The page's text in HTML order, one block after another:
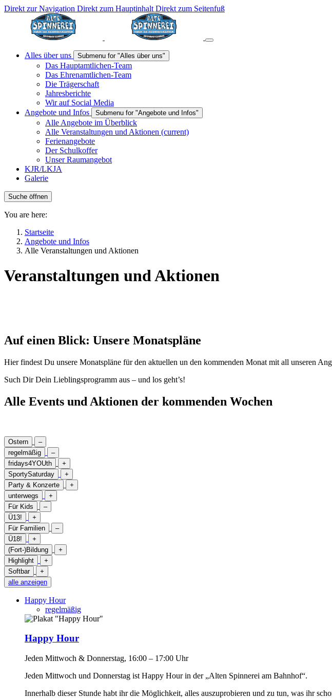
Direkt zur Navigation Direkt zum Hauptinhalt Direkt zum Seitenfuß
Alles über uns Submenu for "Alles über uns"
Das Hauptamtlichen-Team
Das Ehrenamtlichen-Team
Die Trägerschaft
Jahresberichte
Wir auf Social Media
Angebote und Infos
Submenu for "Angebote und Infos"
Alle Angebote im Überblick
Alle Veranstaltungen und Aktionen (current)
Ferienangebote
Der Schulkoffer
Unser Raumangebot
KJR/LKJA
Galerie
Suche öffnen
You are here:
Startseite
Angebote und Infos
Alle Veranstaltungen und Aktionen
Veranstaltungen und Aktionen
Auf einen Blick: Unsere Monatspläne
Hier findest Du unsere Monatspläne für den aktuellen un den kommenden Monat mit all unseren
Such Dir Dein Lieblingsprogramm aus – und los geht’s!
Alle Events und Aktionen der kommenden Wochen
Ostern
–
regelmäßig
–
fridays4YOUth
+
SportySaturday
+
Party & Konzerte
+
unterwegs
+
Für Kids
–
Ü13!
+
Für Familien
–
Ü18!
+
(Fort-)Bildung
+
Highlight
+
Softbar
+
alle anzeigen
Happy Hour
regelmäßig
Happy Hour
Jeden Mittwoch & Donnerstag, 16:00 – 17:00 Uhr
Jeden Mittwoch und Donnerstag ist Happy Hour in der „Alten Spinnerei am Bahnhof“.
Innerhalb dieser Stunde habt ihr die Möglichkeit, alles auszuprobieren und zu tun, was ihr